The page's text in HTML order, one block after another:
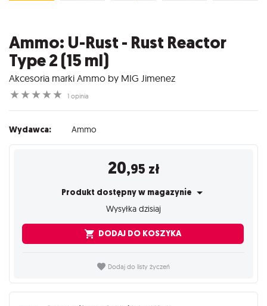
Ammo: U-Rust - Rust Reactor
Type 2 (15 ml)
Akcesoria marki Ammo by MIG Jimenez
☆
☆
☆
☆
☆ 1 opinia
Wydawca: Ammo
20,95 zł
Produkt dostępny w magazynie
Wysyłka dzisiaj
DODAJ DO KOSZYKA
Dodaj do listy życzeń